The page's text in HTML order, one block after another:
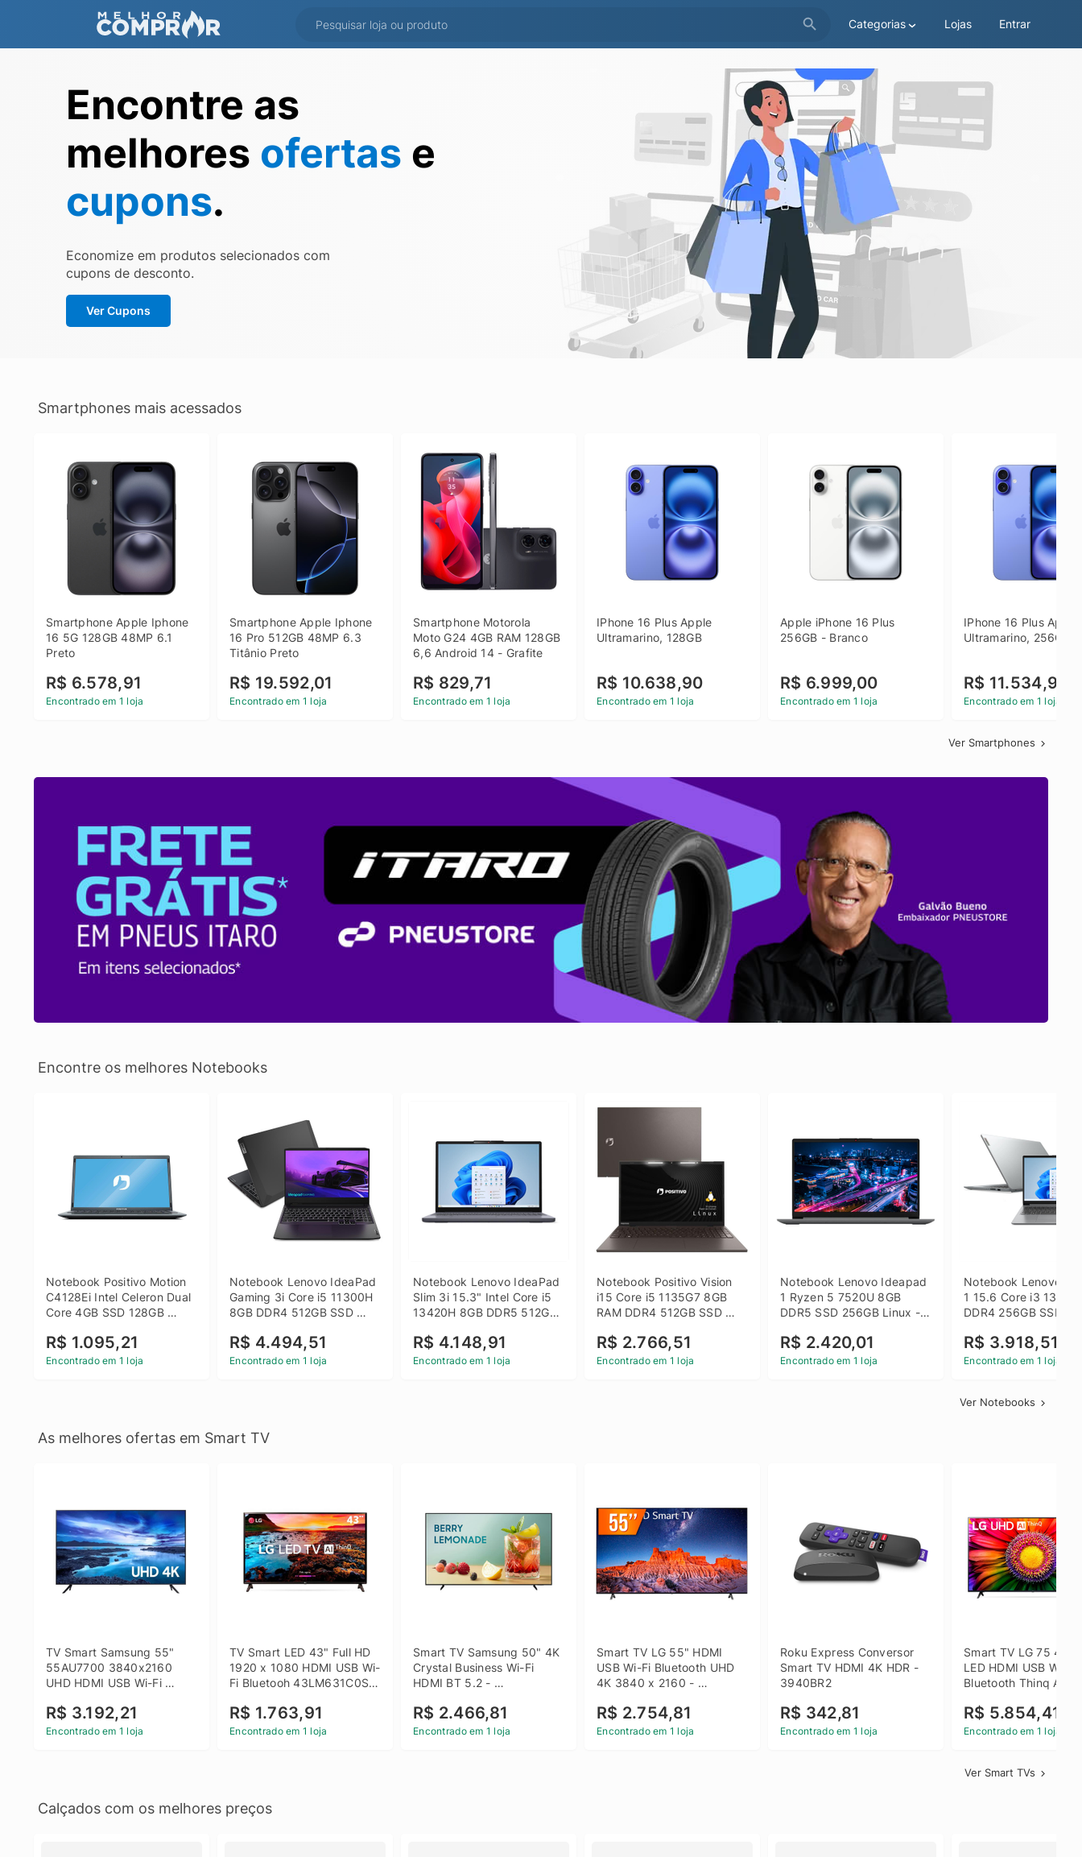
Categorias Lojas Entrar
Encontre as
melhores ofertas e
cupons.
Economize em produtos selecionados com
cupons de desconto.
Ver Cupons
Smartphones mais acessados
Smartphone Apple Iphone
16 5G 128GB 48MP 6.1
Preto
R$ 6.578,91
Encontrado em 1 loja
Smartphone Apple Iphone
16 Pro 512GB 48MP 6.3
Titânio Preto
R$ 19.592,01
Encontrado em 1 loja
Smartphone Motorola
Moto G24 4GB RAM 128GB
6,6 Android 14 - Grafite
R$ 829,71
Encontrado em 1 loja
IPhone 16 Plus Apple
Ultramarino, 128GB
R$ 10.638,90
Encontrado em 1 loja
Apple iPhone 16 Plus
256GB - Branco
R$ 6.999,00
Encontrado em 1 loja
IPhone 16 Plus Apple
Ultramarino, 256GB
R$ 11.534,90
Encontrado em 1 loja
Ver Smartphones
Encontre os melhores Notebooks
Notebook Positivo Motion
C4128Ei Intel Celeron Dual
Core 4GB SSD 128GB
R$ 1.095,21
Encontrado em 1 loja
Notebook Lenovo IdeaPad
Gaming 3i Core i5 11300H
8GB DDR4 512GB SSD
Linux - Preto
R$ 4.494,51
Encontrado em 1 loja
Notebook Lenovo IdeaPad
Slim 3i 15.3" Intel Core i5
13420H 8GB DDR5 512GB
R$ 4.148,91
Encontrado em 1 loja
Notebook Positivo Vision
i15 Core i5 1135G7 8GB
RAM DDR4 512GB SSD
R$ 2.766,51
Encontrado em 1 loja
Notebook Lenovo Ideapad
1 Ryzen 5 7520U 8GB
DDR5 SSD 256GB Linux -
R$ 2.420,01
Encontrado em 1 loja
Notebook Lenovo
1 15.6 Core i3 1315U
DDR4 256GB SSD
R$ 3.918,51
Encontrado em 1 loja
Ver Notebooks
As melhores ofertas em Smart TV
TV Smart Samsung 55"
55AU7700 3840x2160
UHD HDMI USB Wi-Fi
R$ 3.192,21
Encontrado em 1 loja
TV Smart LED 43" Full HD
1920 x 1080 HDMI USB Wi-
Fi Bluetooh 43LM631C0SB
R$ 1.763,91
Encontrado em 1 loja
Smart TV Samsung 50" 4K
Crystal Business Wi-Fi
HDMI BT 5.2 -
R$ 2.466,81
Encontrado em 1 loja
Smart TV LG 55" HDMI
USB Wi-Fi Bluetooth UHD
4K 3840 x 2160 -
R$ 2.754,81
Encontrado em 1 loja
Roku Express Conversor
Smart TV HDMI 4K HDR -
3940BR2
R$ 342,81
Encontrado em 1 loja
Smart TV LG 75 4K
LED HDMI USB Wi-Fi
Bluetooth Thinq AI -
R$ 5.854,41
Encontrado em 1 loja
Ver Smart TVs
Calçados com os melhores preços